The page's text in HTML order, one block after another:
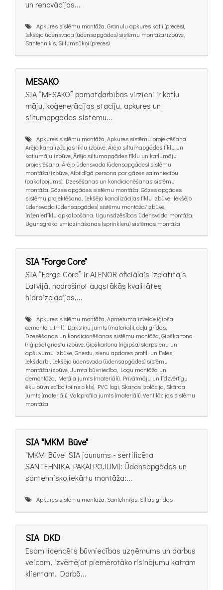
un renovācijas...
Apkures sistēmu montāža, Granulu apkures katli (preces),
Iekšējo ūdensvada (ūdensapgādes) sistēmu montāža/izbūve,
Santehniķis, Siltumsūkņi (preces)
MESAKO
SIA “MESAKO” pamatdarbības virzieni ir katlu
māju, koģenerācijas staciju, apkures un
siltumapgādes sistēmu...
Apkures sistēmu montāža, Apkures sistēmu projektēšana,
Ārējo kanalizācijas tīklu izbūve, Ārējo siltumapgādes tīklu un
katlumāju izbūve, Ārējo siltumapgādes tīklu un katlumāju
projektēšana, Ārējo ūdensvada (ūdensapgādes) sistēmu
montāža/izbūve, Atbildīgā persona par gāzes saimniecību
(pakalpojums), Dzesēšanas un kondicionēšanas sistēmu
montāža, Gāzes apgādes sistēmu montāža, Gāzes apgādes
sistēmu projektēšana, Iekšējo kanalizācijas tīklu izbūve, Iekšējo
ūdensvada (ūdensapgādes) sistēmu montāža/izbūve,
Inženiertīklu apkalpošana, Ugunsdzēsības ūdensvada montāža,
Ugunsgrēka smidzināšanas (sprinkleru) sistēmas montāža
SIA "Forge Core"
SIA “Forge Core” ir ALENOR oficiālais izplatītājs
Latvijā, nodrošinot augstākās kvalitātes
hidroizolācijas,...
Apkures sistēmu montāža, Apmetuma izveide (ģipša,
cementa u.tml.), Dakstiņu jumts (materiāli), dēļu grīdas,
Dzesēšanas un kondicionēšanas sistēmu montāža, Ģipškartona
(riģipša) griestu izbūve, Ģipškartona (riģipša) starpsienu un
apšuvumu izbūve, Griestu, sienu apdares profili un līstes,
Iekšdarbi, Iekšējo ūdensvada (ūdensapgādes) sistēmu
montāža/izbūve, Jumta būvniecība, Logu montāža un
demontāža, Metāla jumts (materiāli), Privātmāju un līdzvērtīgu
ēku būvniecība (pilns cikls), PVC logi, Skaņas izolācija, Skārda
jumts (materiāli), Valcprofila jumts (materiāli), Ventilācijas sistēmu
montāža
SIA "MKM Būve"
"MKM Būve" SIA jaunums - sertificēta
SANTEHNIĶA PAKALPOJUMI: Ūdensapgādes un
santehnisko iekārtu montāža:...
Apkures sistēmu montāža, Santehniķis, Siltās grīdas
SIA DKD
Esam licencēts būvniecības uzņēmums un darbus
veicam, izvērtējot piemērotāko risinājumu katram
klientam. Darbā...